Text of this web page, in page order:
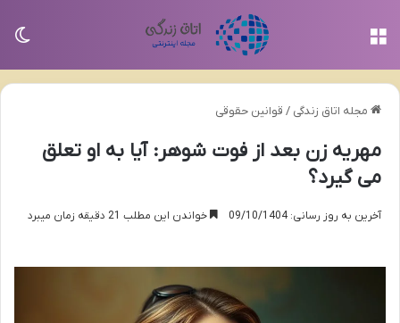
مجله اتاق زندگی / قوانین حقوقی
مهریه زن بعد از فوت شوهر: آیا به او تعلق
می گیرد؟
آخرین به روز رسانی: 09/10/1404 خواندن این مطلب 21 دقیقه زمان میبرد